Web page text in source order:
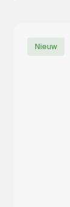
Nieuw